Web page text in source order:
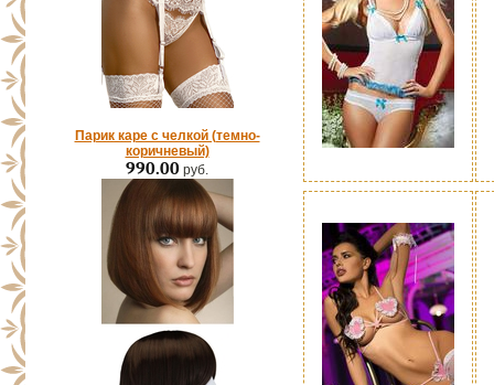
Парик каре с челкой (темно-
коричневый)
990.00 руб.